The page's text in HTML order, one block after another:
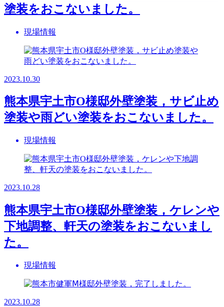
塗装をおこないました。
現場情報
2023.10.30
熊本県宇土市O様邸外壁塗装，サビ止め
塗装や雨どい塗装をおこないました。
現場情報
2023.10.28
熊本県宇土市O様邸外壁塗装，ケレンや
下地調整、軒天の塗装をおこないまし
た。
現場情報
2023.10.28